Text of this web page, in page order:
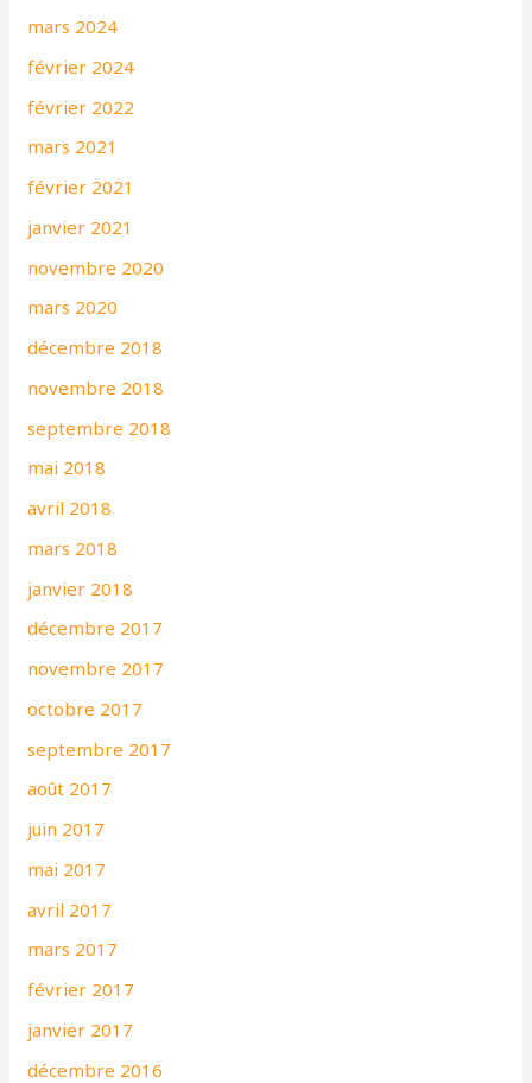
mars 2024
février 2024
février 2022
mars 2021
février 2021
janvier 2021
novembre 2020
mars 2020
décembre 2018
novembre 2018
septembre 2018
mai 2018
avril 2018
mars 2018
janvier 2018
décembre 2017
novembre 2017
octobre 2017
septembre 2017
août 2017
juin 2017
mai 2017
avril 2017
mars 2017
février 2017
janvier 2017
décembre 2016